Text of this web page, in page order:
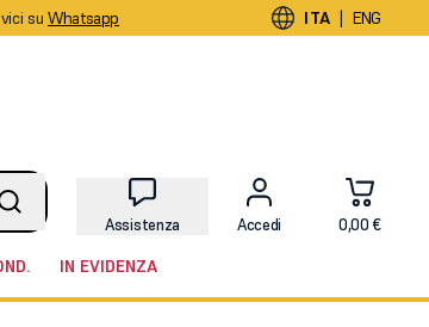
su Whatsapp ITA | ENG
Assistenza Accedi 0,00 €
IN EVIDENZA